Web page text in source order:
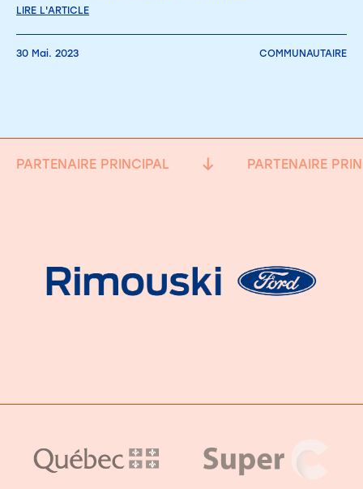
LIRE L'ARTICLE
30 Mai. 2023 COMMUNAUTAIRE
PARTENAIRE PRINCIPAL PARTENAIRE